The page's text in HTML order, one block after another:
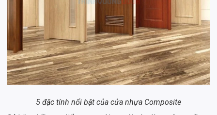
5 đặc tính nổi bật của cửa nhựa Composite